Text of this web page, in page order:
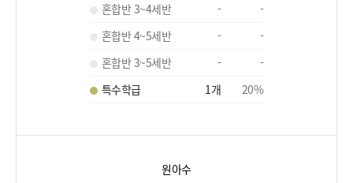
혼합반 3~4세반
-
-
혼합반 4~5세반
-
-
혼합반 3~5세반
-
-
특수학급
1개 20%
원아수